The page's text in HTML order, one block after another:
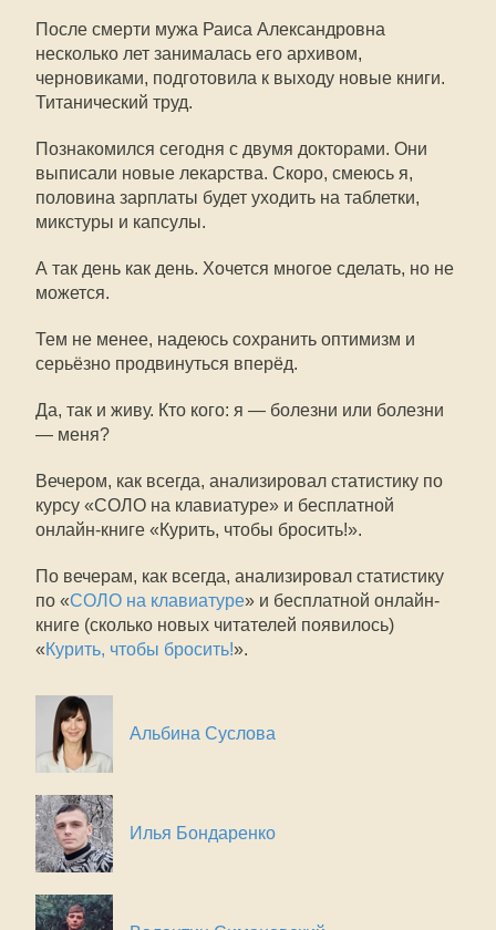
После смерти мужа Раиса Александровна
несколько лет занималась его архивом,
черновиками, подготовила к выходу новые книги.
Титанический труд.
Познакомился сегодня с двумя докторами. Они
выписали новые лекарства. Скоро, смеюсь я,
половина зарплаты будет уходить на таблетки,
микстуры и капсулы.
А так день как день. Хочется многое сделать, но не
можется.
Тем не менее, надеюсь сохранить оптимизм и
серьёзно продвинуться вперёд.
Да, так и живу. Кто кого: я — болезни или болезни
— меня?
Вечером, как всегда, анализировал статистику по
курсу «СОЛО на клавиатуре» и бесплатной
онлайн-книге «Курить, чтобы бросить!».
По вечерам, как всегда, анализировал статистику
по «СОЛО на клавиатуре» и бесплатной онлайн-
книге (сколько новых читателей появилось)
«Курить, чтобы бросить!».
Альбина Суслова
Илья Бондаренко